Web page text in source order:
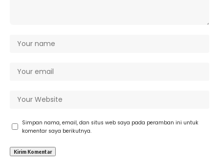
Simpan nama, email, dan situs web saya pada peramban ini untuk
komentar saya berikutnya.